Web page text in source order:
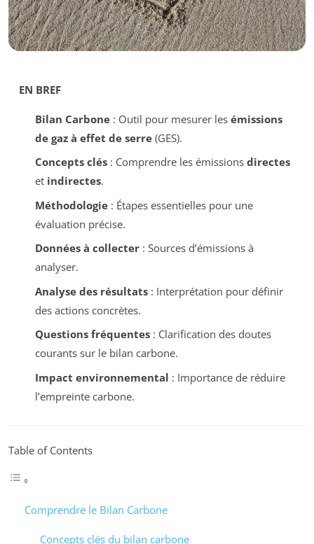
EN BREF
Bilan Carbone: Outil pour mesurer les émissions
de gaz à effet de serre(GES).
Concepts clés: Comprendre les émissions directes
et indirectes.
Méthodologie: Étapes essentielles pour une
évaluation précise.
Données à collecter: Sources d’émissions à
analyser.
Analyse des résultats: Interprétation pour définir
des actions concrètes.
Questions fréquentes: Clarification des doutes
courants sur le bilan carbone.
Impact environnemental : Importance de réduire
l’empreinte carbone.
Table of Contents
Comprendre le Bilan Carbone
Concepts clés du bilan carbone